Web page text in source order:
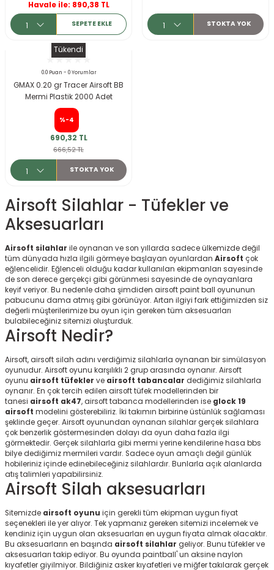
Havale ile: 890,38 TL
SEPETE EKLE STOKTA YOK
Tükendi
0.0 Puan - 0 Yorumlar
GMAX 0.20 gr Tracer Airsoft BB
Mermi Plastik 2000 Adet
%-4
690,32 TL
666,52 TL
STOKTA YOK
Airsoft Silahlar - Tüfekler ve
Aksesuarları
Airsoft silahlar ile oynanan ve son yıllarda sadece ülkemizde değil
tüm dünyada hızla ilgili görmeye başlayan oyunlardan Airsoft çok
eğlencelidir. Eğlenceli olduğu kadar kullanılan ekipmanları sayesinde
de son derece gerçekçi gibi görünmesi sayesinde de oynayanlara
keyif veriyor. Bu nedenle daha şimdiden airsoft paint ball oyununun
pabucunu dama atmış gibi görünüyor. Artan ilgiyi fark ettiğimizden siz
değerli müşterilerimize bu oyun için gereken tüm aksesuarları
bulabileceğiniz sitemizi oluşturduk.
Airsoft Nedir?
Airsoft, airsoft silah adını verdiğimiz silahlarla oynanan bir simülasyon
oyunudur. Airsoft oyunu karşılıklı 2 grup arasında oynanır. Airsoft
oyunu airsoft tüfekler ve airsoft tabancalar dediğimiz silahlarla
oynanır. En çok tercih edilen airsoft tüfek modellerinden bir
tanesi airsoft ak47, airsoft tabanca modellerinden ise glock 19
airsoft modelini gösterebiliriz. İki takımın birbirine üstünlük sağlaması
şeklinde geçer. Airsoft oyunundan oynanan silahlar gerçek silahlara
çok benzerlik göstermesinden dolayı da oyun daha fazla ilgi
görmektedir. Gerçek silahlarla gibi mermi yerine kendilerine hasa bbs
bilye dediğimiz mermileri vardır. Sadece oyun amaçlı değil günlük
hobileriniz içinde edinebileceğiniz silahlardır. Bunlarla açık alanlarda
atış talimleri yapabilirsiniz.
Airsoft Silah aksesuarları
Sitemizde airsoft oyunu için gerekli tüm ekipman uygun fiyat
seçenekleri ile yer alıyor. Tek yapmanız gereken sitemizi incelemek ve
kendiniz için uygun olan aksesuarları en uygun fiyata almak olacaktır.
Bu aksesuarların en başında airsoft silahlar geliyor. Bunu tüfekler ve
aksesuarları takip ediyor. Bu oyunda paintball' un aksine naylon
kıyafetler giyilmiyor. Bildiğiniz asker kıyafetleri ve miğfer takılarak gerçek